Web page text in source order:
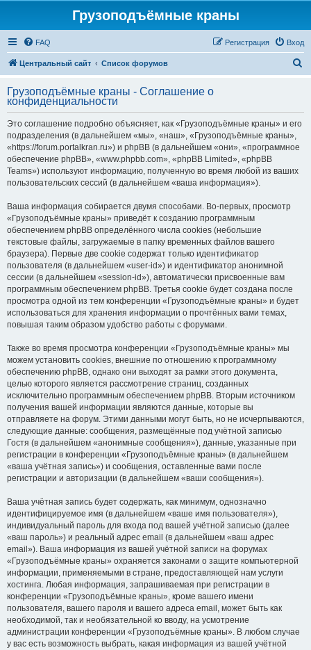
Грузоподъёмные краны
FAQ Вход
Регистрация
Центральный сайт Список форумов
с
Грузоподъёмные краны - Соглашение о
конфиденциальности
Это соглашение подробно объясняет, как «Грузоподъёмные краны» и его
подразделения (в дальнейшем «мы», «наш», «Грузоподъёмные краны»,
«https://forum.portalkran.ru») и phpBB (в дальнейшем «они», «программное
обеспечение phpBB», «www.phpbb.com», «phpBB Limited», «phpBB
Teams») используют информацию, полученную во время любой из ваших
пользовательских сессий (в дальнейшем «ваша информация»).
Ваша информация собирается двумя способами. Во-первых, просмотр
«Грузоподъёмные краны» приведёт к созданию программным
обеспечением phpBB определённого числа cookies (небольшие
текстовые файлы, загружаемые в папку временных файлов вашего
браузера). Первые две cookie содержат только идентификатор
пользователя (в дальнейшем «user-id») и идентификатор анонимной
сессии (в дальнейшем «session-id»), автоматически присвоенные вам
программным обеспечением phpBB. Третья cookie будет создана после
просмотра одной из тем конференции «Грузоподъёмные краны» и будет
использоваться для хранения информации о прочтённых вами темах,
повышая таким образом удобство работы с форумами.
Также во время просмотра конференции «Грузоподъёмные краны» мы
можем установить cookies, внешние по отношению к программному
обеспечению phpBB, однако они выходят за рамки этого документа,
целью которого является рассмотрение страниц, созданных
исключительно программным обеспечением phpBB. Вторым источником
получения вашей информации являются данные, которые вы
отправляете на форум. Этими данными могут быть, но не исчерпываются,
следующие данные: сообщения, размещённые под учётной записью
Гостя (в дальнейшем «анонимные сообщения»), данные, указанные при
регистрации в конференции «Грузоподъёмные краны» (в дальнейшем
«ваша учётная запись») и сообщения, оставленные вами после
регистрации и авторизации (в дальнейшем «ваши сообщения»).
Ваша учётная запись будет содержать, как минимум, однозначно
идентифицируемое имя (в дальнейшем «ваше имя пользователя»),
индивидуальный пароль для входа под вашей учётной записью (далее
«ваш пароль») и реальный адрес email (в дальнейшем «ваш адрес
email»). Ваша информация из вашей учётной записи на форумах
«Грузоподъёмные краны» охраняется законами о защите компьютерной
информации, применяемыми в стране, предоставляющей нам услуги
хостинга. Любая информация, запрашиваемая при регистрации в
конференции «Грузоподъёмные краны», кроме вашего имени
пользователя, вашего пароля и вашего адреса email, может быть как
необходимой, так и необязательной ко вводу, на усмотрение
администрации конференции «Грузоподъёмные краны». В любом случае
у вас есть возможность выбрать, какая информация из вашей учётной